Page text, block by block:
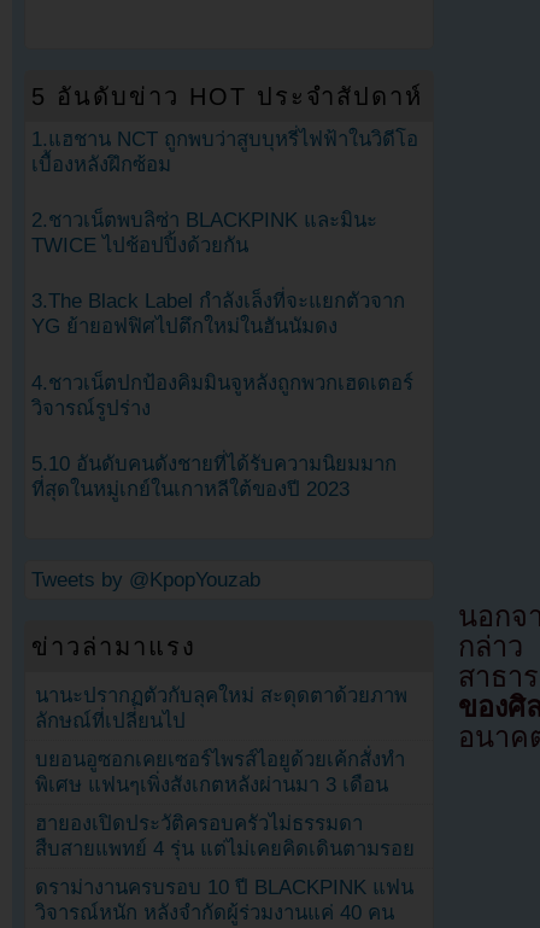
นอกจ
กล่าว
สาธ
ของศิ
อนาค
5 อันดับข่าว HOT ประจำสัปดาห์
1.แฮชาน NCT ถูกพบว่าสูบบุหรี่ไฟฟ้าในวิดีโอ
เบื้องหลังฝึกซ้อม
2.ชาวเน็ตพบลิซ่า BLACKPINK และมินะ
TWICE ไปช้อปปิ้งด้วยกัน
3.The Black Label กำลังเล็งที่จะแยกตัวจาก
YG ย้ายอฟฟิศไปตึกใหม่ในฮันนัมดง
4.ชาวเน็ตปกป้องคิมมินจูหลังถูกพวกเฮดเตอร์
วิจารณ์รูปร่าง
5.10 อันดับคนดังชายที่ได้รับความนิยมมาก
ที่สุดในหมู่เกย์ในเกาหลีใต้ของปี 2023
Tweets by @KpopYouzab
ข่าวล่ามาแรง
นานะปรากฏตัวกับลุคใหม่ สะดุดตาด้วยภาพ
ลักษณ์ที่เปลี่ยนไป
บยอนอูซอกเคยเซอร์ไพรส์ไอยูด้วยเค้กสั่งทำ
พิเศษ แฟนๆเพิ่งสังเกตหลังผ่านมา 3 เดือน
ฮายองเปิดประวัติครอบครัวไม่ธรรมดา
สืบสายแพทย์ 4 รุ่น แต่ไม่เคยคิดเดินตามรอย
ดราม่างานครบรอบ 10 ปี BLACKPINK แฟน
วิจารณ์หนัก หลังจำกัดผู้ร่วมงานแค่ 40 คน